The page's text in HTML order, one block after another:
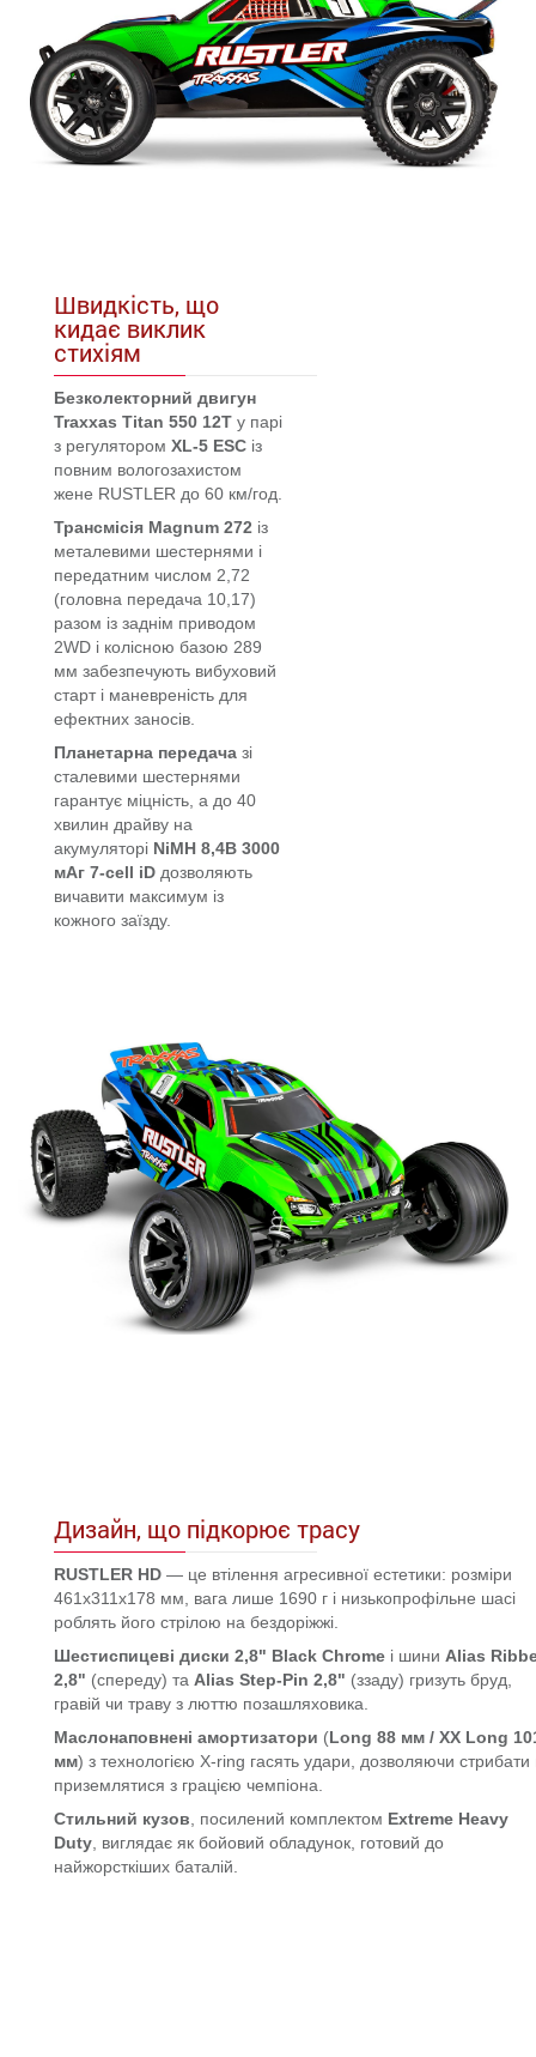
Швидкість, що
кидає виклик
стихіям
Безколекторний двигун
Traxxas Titan 550 12Tу парі
з регулятором XL-5 ESCіз
повним вологозахистом
жене RUSTLER до 60 км/год.
Трансмісія Magnum 272 із
металевими шестернями і
передатним числом 2,72
(головна передача 10,17)
разом із заднім приводом
2WD і колісною базою 289
мм забезпечують вибуховий
старт і маневреність для
ефектних заносів.
Планетарна передачазі
сталевими шестернями
гарантує міцність, а до 40
хвилин драйву на
акумуляторі NiMH 8,4В 3000
мАг 7-cell iDдозволяють
вичавити максимум із
кожного заїзду.
Дизайн, що підкорює трасу
RUSTLER HD— це втілення агресивної естетики: розміри
461x311x178 мм, вага лише 1690 г і низькопрофільне шасі
роблять його стрілою на бездоріжжі.
Шестиспицеві диски 2,8" Black Chromeі шини Alias
2,8" (спереду) та Alias Step-Pin 2,8" (ззаду) гризуть бруд,
гравій чи траву з люттю позашляховика.
Маслонаповнені амортизатори (Long 88 мм / XX Long
мм) з технологією X-ring гасять удари, дозволяючи стрибати
приземлятися з грацією чемпіона.
Стильний кузов , посилений комплектом Extreme Heavy
Duty, виглядає як бойовий обладунок, готовий до
найжорсткіших баталій.